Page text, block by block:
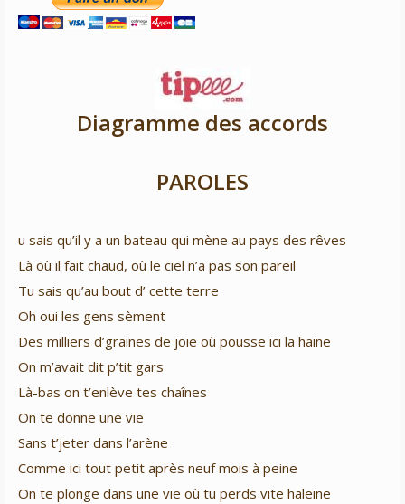
Diagramme des accords
PAROLES
u sais qu’il y a un bateau qui mène au pays des rêves
Là où il fait chaud, où le ciel n’a pas son pareil
Tu sais qu’au bout d’ cette terre
Oh oui les gens sèment
Des milliers d’graines de joie où pousse ici la haine
On m’avait dit p’tit gars
Là-bas on t’enlève tes chaînes
On te donne une vie
Sans t’jeter dans l’arène
Comme ici tout petit après neuf mois à peine
On te plonge dans une vie où tu perds vite haleine